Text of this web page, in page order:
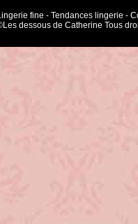
fine - Tendances lingerie -
dessous de Catherine Tous